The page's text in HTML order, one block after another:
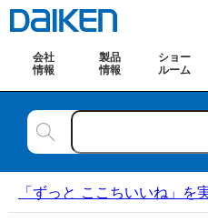
会社
情報
製品
情報
ショー
ルーム
「ずっと ここちいいね」